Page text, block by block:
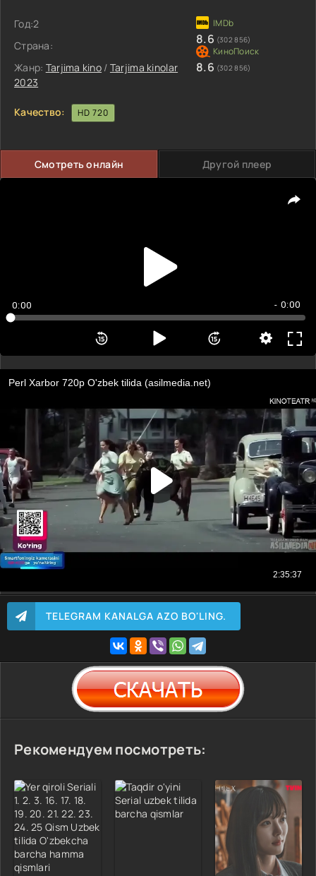
Год:2
Страна:
Жанр: Tarjima kino / Tarjima kinolar
2023
8.6 (302 856)
8.6 (302 856)
Качество: HD 720
Смотреть онлайн Другой плеер
0:00 - 0:00
TELEGRAM KANALGA AZO BO'LING.
Рекомендуем посмотреть: